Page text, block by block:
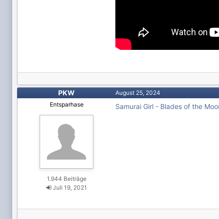
PKW
Entsparhase
1.944 Beiträge
Juli 19, 2021
August 25, 2024
Samurai Girl - Blades of the